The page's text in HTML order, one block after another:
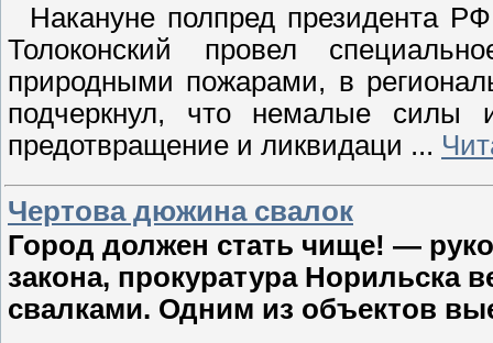
Накануне полпред президента
Толоконский провел
природными пожарами, в
подчеркнул, что немалые
предотвращение и ликвидаци ...
Чертова дюжина свалок
Город должен стать чище! —
закона, прокуратура Норильска
свалками. Одним из объектов